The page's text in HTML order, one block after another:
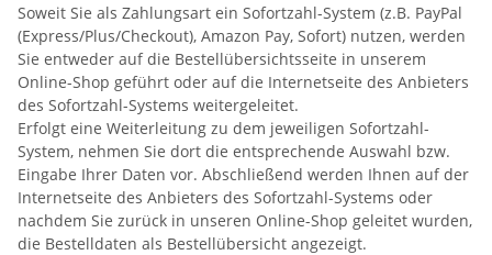
Soweit Sie als Zahlungsart ein Sofortzahl-System (z.B. PayPal
(Express/Plus/Checkout), Amazon Pay, Sofort) nutzen, werden
Sie entweder auf die Bestellübersichtsseite in unserem
Online-Shop geführt oder auf die Internetseite des Anbieters
des Sofortzahl-Systems weitergeleitet.
Erfolgt eine Weiterleitung zu dem jeweiligen Sofortzahl-
System, nehmen Sie dort die entsprechende Auswahl bzw.
Eingabe Ihrer Daten vor. Abschließend werden Ihnen auf der
Internetseite des Anbieters des Sofortzahl-Systems oder
nachdem Sie zurück in unseren Online-Shop geleitet wurden,
die Bestelldaten als Bestellübersicht angezeigt.